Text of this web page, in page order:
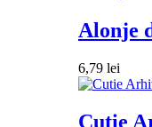
Alonje
6,79 lei
Cutie